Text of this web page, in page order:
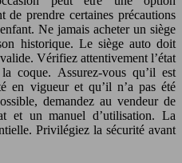
de prendre certaines précautions
Ne jamais acheter un siège
historique. Le siège auto doit
Vérifiez attentivement l’état
coque. Assurez-vous qu’il est
en vigueur et qu’il n’a pas été
demandez au vendeur de
et un manuel d’utilisation. La
Privilégiez la sécurité avant